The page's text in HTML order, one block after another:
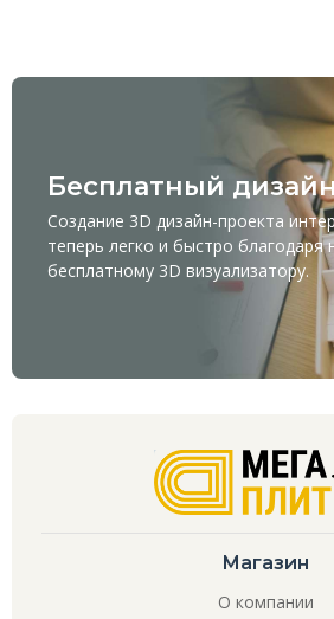
Бесплатный
Создание 3D дизайн-проекта
теперь легко и быстро благодаря
бесплатному 3D визуализатору.
Магазин
О компании